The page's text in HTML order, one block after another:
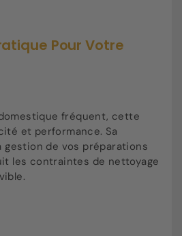
Pour Votre
fréquent, cette
et performance. Sa
de vos préparations
les contraintes de nettoyage